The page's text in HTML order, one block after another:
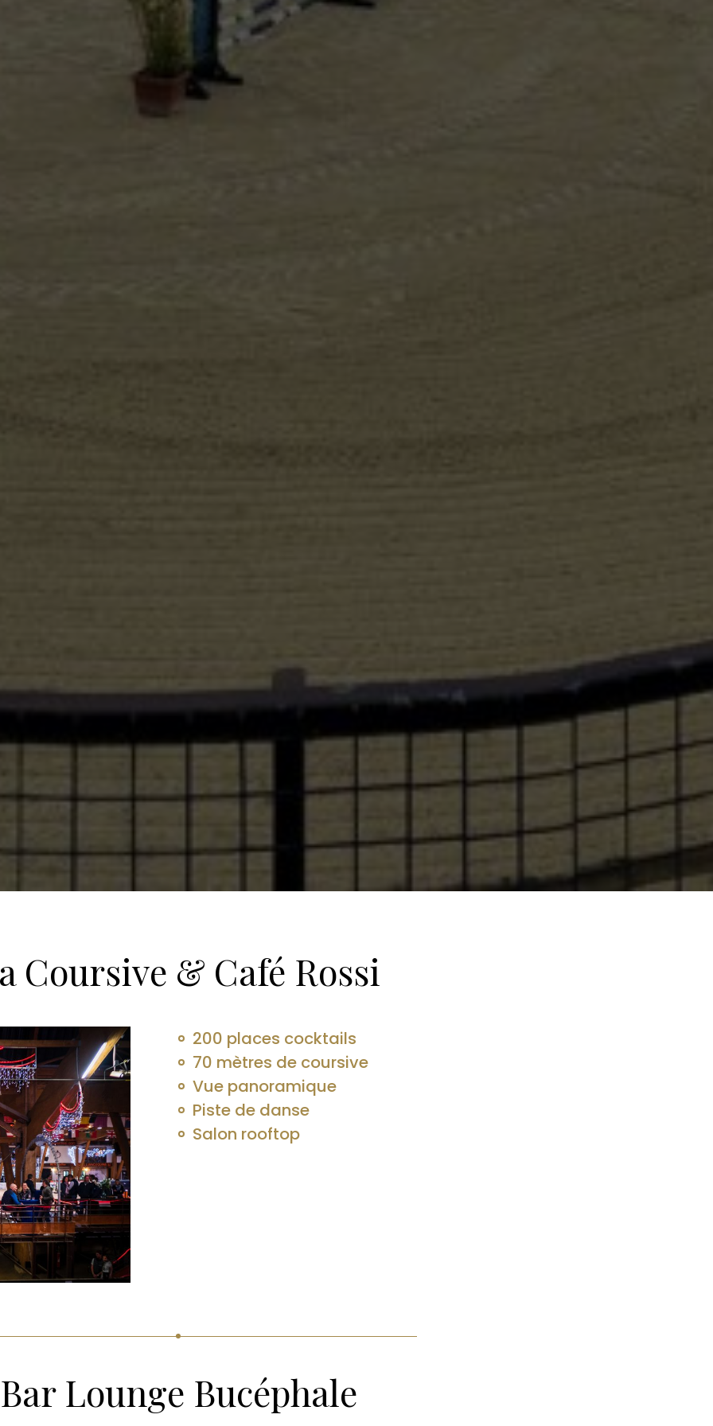
Coursive & Café Rossi
200 places cocktails
70 mètres de coursive
Vue panoramique
Piste de danse
Salon rooftop
Bar Lounge Bucéphale